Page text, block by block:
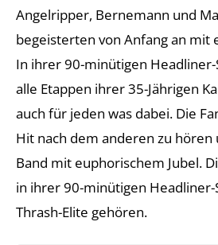
Angelripper, Bernemann und
begeisterten von Anfang an mit
In ihrer 90-minütigen
alle Etappen ihrer 35-Jährigen
auch für jeden was dabei. Die
Hit nach dem anderen zu
Band mit euphorischem Jubel.
in ihrer 90-minütigen Headliner-
Thrash-Elite gehören.